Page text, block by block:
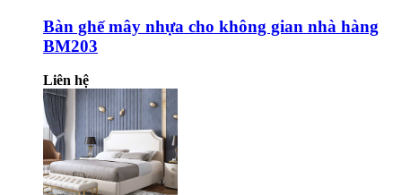
Bàn ghế mây nhựa cho không gian nhà hàng
BM203
Liên hệ